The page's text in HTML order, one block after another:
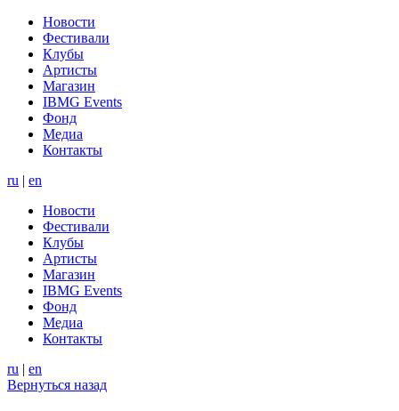
Новости
Фестивали
Клубы
Артисты
Магазин
IBMG Events
Фонд
Медиа
Контакты
ru | en
Новости
Фестивали
Клубы
Артисты
Магазин
IBMG Events
Фонд
Медиа
Контакты
ru | en
Вернуться назад